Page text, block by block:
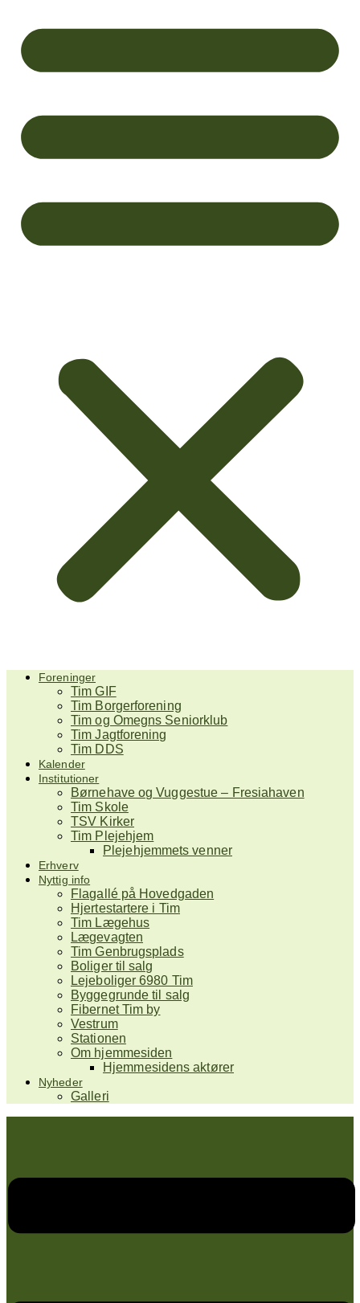
Foreninger
Tim GIF
Tim Borgerforening
Tim og Omegns Seniorklub
Tim Jagtforening
Tim DDS
Kalender
Institutioner
Børnehave og Vuggestue – Fresiahaven
Tim Skole
TSV Kirker
Tim Plejehjem
Plejehjemmets venner
Erhverv
Nyttig info
Flagallé på Hovedgaden
Hjertestartere i Tim
Tim Lægehus
Lægevagten
Tim Genbrugsplads
Boliger til salg
Lejeboliger 6980 Tim
Byggegrunde til salg
Fibernet Tim by
Vestrum
Stationen
Om hjemmesiden
Hjemmesidens aktører
Nyheder
Galleri